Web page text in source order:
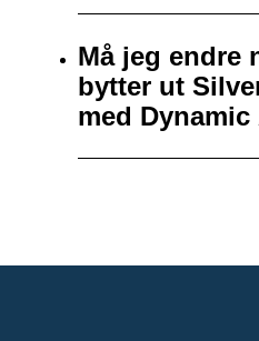
Må jeg endre
bytter ut
med Dynamic